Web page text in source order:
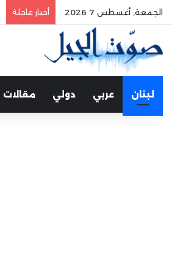
الجمعة, أغسطس 7 2026 أخبار عاجلة
لبنان عربي دولي مقالات